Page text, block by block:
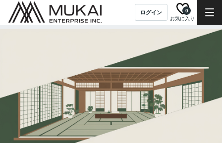
ログイン
お気に入り
0